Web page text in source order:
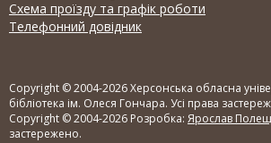
Схема проїзду та графік роботи
Телефонний довідник
Copyright © 2004-2026 Херсонська обласна
бібліотека ім. Олеся Гончара. Усі права
Copyright © 2004-2026 Розробка: Ярослав
застережено.